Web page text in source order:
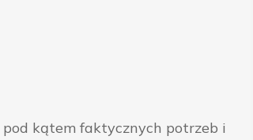
kątem faktycznych potrzeb i